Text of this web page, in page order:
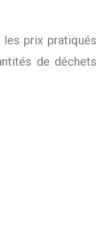
prix pratiqués
de déchets